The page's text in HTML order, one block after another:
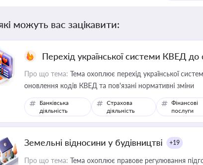
можуть вас зацікавити:
Перехід української системи КВЕД до
Про що тема: Тема охоплює перехід української
оновлення кодів КВЕД та пов'язані нормативні зміни
Банківська
діяльність
Страхова
діяльність
Фінансові
послуги
Земельні відносини у будівництві +19
Про що тема: Тема охоплює правове регулювання